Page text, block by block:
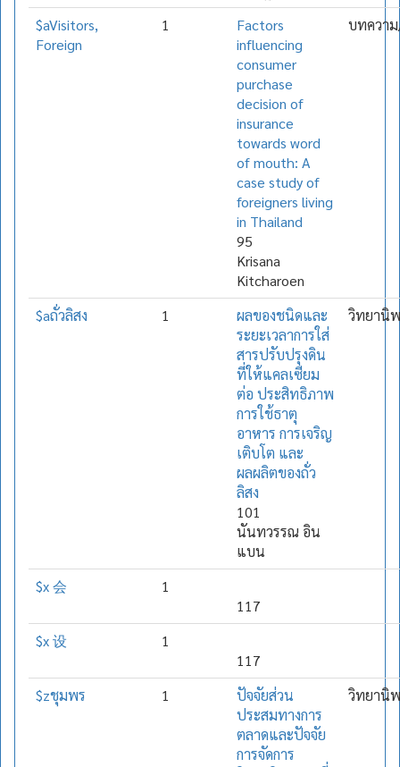
$aVisitors,
Foreign
1
Factors
influencing
consumer
purchase
decision of
insurance
towards word
of mouth: A
case study of
foreigners living
in Thailand
95
Krisana
Kitcharoen
บทควา
$aถั่วลิสง 1
ผลของชนิดและ
ระยะเวลาการใส่
สารปรับปรุงดิน
ที่ให้แคลเซียม
ต่อ ประสิทธิภาพ
การใช้ธาตุ
อาหาร การเจริญ
เติบโต และ
ผลผลิตของถั่ว
ลิสง
101
นันทวรรณ อิน
แบน
วิทยานิ
$x 会
1
117
$x 设
1
117
$zชุมพร
1
ปัจจัยส่วน
ประสมทางการ
ตลาดและปัจจัย
การจัดการ
วิทยานิ